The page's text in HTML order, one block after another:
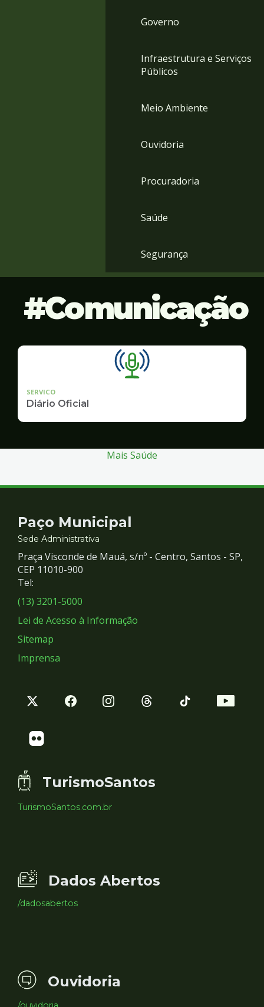
Governo
Infraestrutura e Serviços
Públicos
Meio Ambiente
Ouvidoria
Procuradoria
Saúde
Segurança
Comunicação
SERVICO
Diário Oficial
Mais Saúde
Contato
e
Redes
Sociais
Paço Municipal
Sede Administrativa
Praça Visconde de Mauá, s/nº - Centro, Santos - SP,
CEP 11010-900
Tel:
(13) 3201-5000
Lei de Acesso à Informação
Sitemap
Imprensa
TurismoSantos
TurismoSantos.com.br
Dados Abertos
/dadosabertos
Ouvidoria